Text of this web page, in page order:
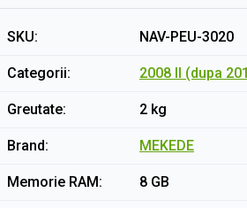
SKU NAV-PEU-3020
Categorii 2008 II (dupa
Greutate 2 kg
Brand MEKEDE
Memorie RAM 8 GB